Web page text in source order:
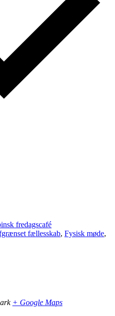
fredagscafé
fællesskab, Fysisk møde,
+ Google Maps